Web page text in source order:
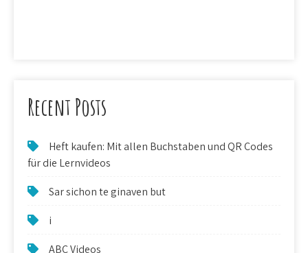
Recent Posts
Heft kaufen: Mit allen Buchstaben und QR Codes
für die Lernvideos
Sar sichon te ginaven but
i
ABC Videos